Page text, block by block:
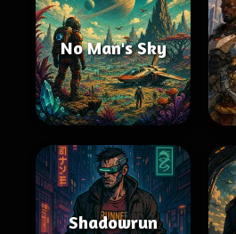
No Man's Sky
Shadowrun